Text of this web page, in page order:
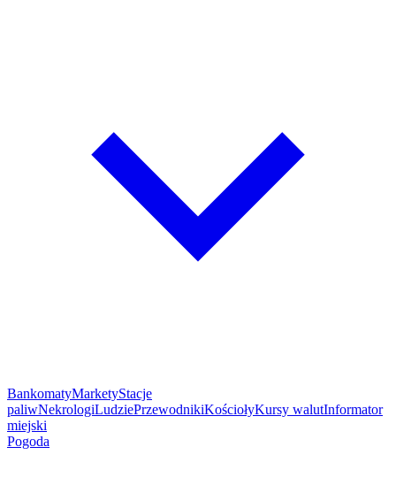
BankomatyMarketyStacje
paliwNekrologiLudziePrzewodnikiKościołyKursy walutInformator
miejski
Pogoda